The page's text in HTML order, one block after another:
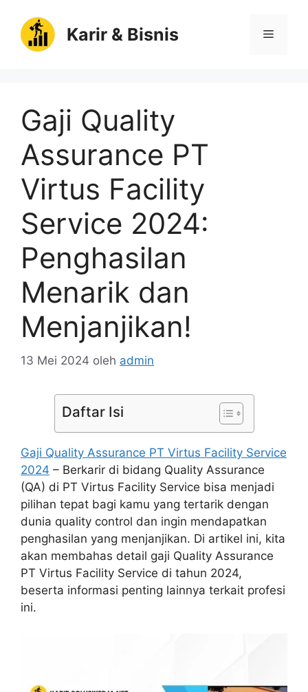
Karir & Bisnis Menu
Gaji Quality
Assurance PT
Virtus Facility
Service 2024:
Penghasilan
Menarik dan
Menjanjikan!
13 Mei 2024 oleh admin
Daftar Isi
Gaji Quality Assurance PT Virtus Facility Service
2024 – Berkarir di bidang Quality Assurance
(QA) di PT Virtus Facility Service bisa menjadi
pilihan tepat bagi kamu yang tertarik dengan
dunia quality control dan ingin mendapatkan
penghasilan yang menjanjikan. Di artikel ini, kita
akan membahas detail gaji Quality Assurance
PT Virtus Facility Service di tahun 2024,
beserta informasi penting lainnya terkait profesi
ini.